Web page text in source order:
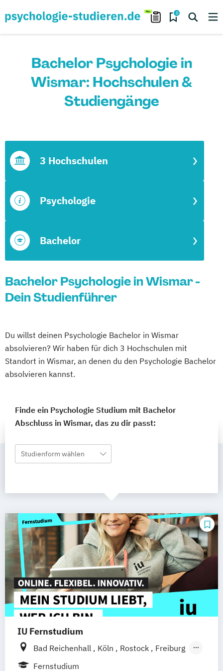
0
Bachelor Psychologie in
Wismar: Hochschulen &
Studiengänge
Bachelor
Psychologie
3 Hochschulen
Bachelor Psychologie in Wismar -
Dein Studienführer
Du willst deinen Psychologie Bachelor in Wismar
absolvieren? Wir haben für dich 3 Hochschulen mit
Standort in Wismar, an denen du den Psychologie Bachelor
absolvieren kannst.
Finde ein Psychologie Studium mit Bachelor
Abschluss in Wismar, das zu dir passt:
Studienform wählen
IU Fernstudium
Bad Reichenhall Köln Rostock
Freiburg
Kiel
Frankfurt am Main
Fernstudium